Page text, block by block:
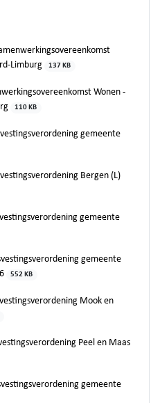
Limburg
137 KB
Wonen -
110 KB
gemeente
Bergen (L)
gemeente
gemeente
552 KB
Mook en
Peel en Maas
gemeente